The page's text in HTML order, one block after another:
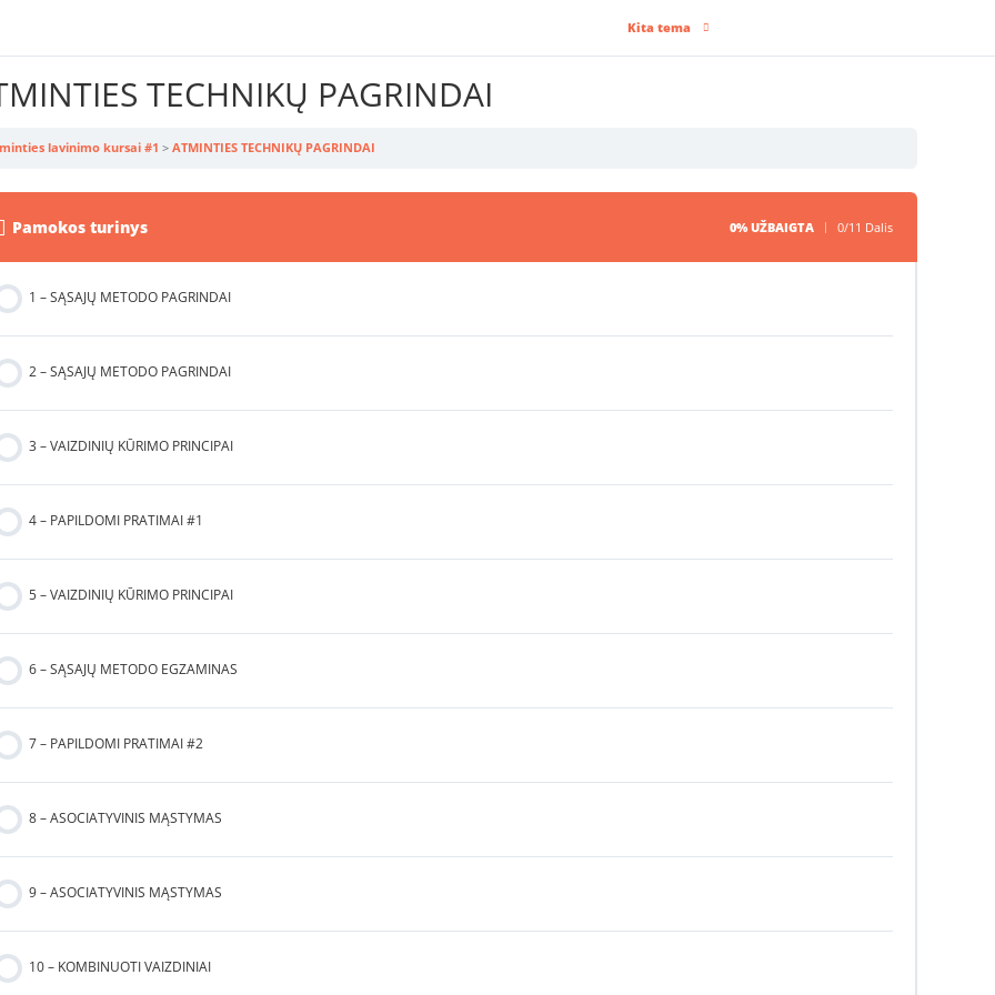
Kita tema
TECHNIKŲ PAGRINDAI
lavinimo kursai #1 ATMINTIES TECHNIKŲ PAGRINDAI
Pamokos turinys 0% UŽBAIGTA 0/11 Dalis
1 – SĄSAJŲ METODO PAGRINDAI
2 – SĄSAJŲ METODO PAGRINDAI
3 – VAIZDINIŲ KŪRIMO PRINCIPAI
4 – PAPILDOMI PRATIMAI #1
5 – VAIZDINIŲ KŪRIMO PRINCIPAI
6 – SĄSAJŲ METODO EGZAMINAS
7 – PAPILDOMI PRATIMAI #2
8 – ASOCIATYVINIS MĄSTYMAS
9 – ASOCIATYVINIS MĄSTYMAS
10 – KOMBINUOTI VAIZDINIAI